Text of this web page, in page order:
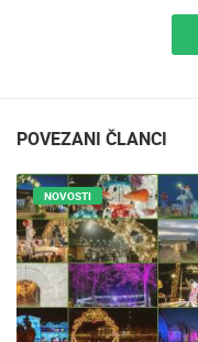
POVEZANI ČLANCI
NOVOSTI